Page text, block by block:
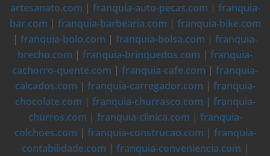
artesanato.com | franquia-auto-pecas.com | franquia-
bar.com | franquia-barbearia.com | franquia-bike.com
| franquia-bolo.com | franquia-bolsa.com | franquia-
brecho.com | franquia-brinquedos.com | franquia-
cachorro-quente.com | franquia-cafe.com | franquia-
calcados.com | franquia-carregador.com | franquia-
chocolate.com | franquia-churrasco.com | franquia-
churros.com | franquia-clinica.com | franquia-
colchoes.com | franquia-construcao.com | franquia-
contabilidade.com | franquia-conveniencia.com |